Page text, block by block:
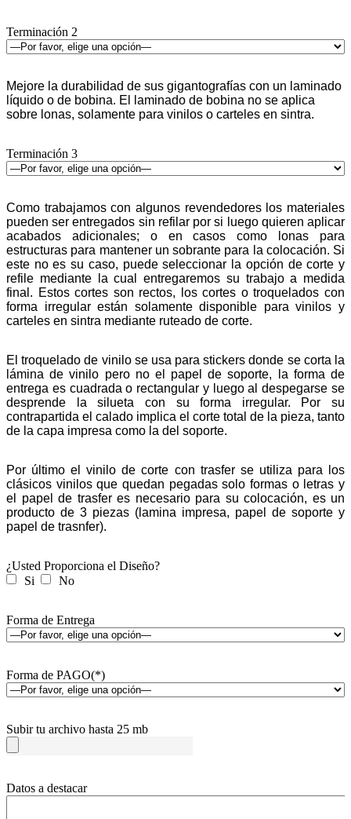
Terminación 2
Mejore la durabilidad de sus gigantografías con un laminado
líquido o de bobina. El laminado de bobina no se aplica
sobre lonas, solamente para vinilos o carteles en sintra.
Terminación 3
Como trabajamos con algunos revendedores los materiales
pueden ser entregados sin refilar por si luego quieren aplicar
acabados adicionales; o en casos como lonas para
estructuras para mantener un sobrante para la colocación. Si
este no es su caso, puede seleccionar la opción de corte y
refile mediante la cual entregaremos su trabajo a medida
final. Estos cortes son rectos, los cortes o troquelados con
forma irregular están solamente disponible para vinilos y
carteles en sintra mediante ruteado de corte.
El troquelado de vinilo se usa para stickers donde se corta la
lámina de vinilo pero no el papel de soporte, la forma de
entrega es cuadrada o rectangular y luego al despegarse se
desprende la silueta con su forma irregular. Por su
contrapartida el calado implica el corte total de la pieza, tanto
de la capa impresa como la del soporte.
Por último el vinilo de corte con trasfer se utiliza para los
clásicos vinilos que quedan pegadas solo formas o letras y
el papel de trasfer es necesario para su colocación, es un
producto de 3 piezas (lamina impresa, papel de soporte y
papel de trasnfer).
¿Usted Proporciona el Diseño?
Si
No
Forma de Entrega
Forma de PAGO(*)
Subir tu archivo hasta 25 mb
Datos a destacar